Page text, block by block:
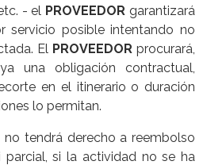
- el PROVEEDOR garantizará
servicio posible intentando no
El PROVEEDOR procurará,
una obligación contractual,
en el itinerario o duración
lo permitan.
no tendrá derecho a reembolso
parcial, si la actividad no se ha